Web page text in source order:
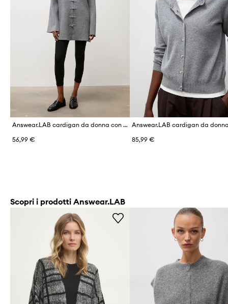
Answear.LAB cardigan da donna con viscosa
56,99 €
85,99 €
Scopri i prodotti Answear.LAB